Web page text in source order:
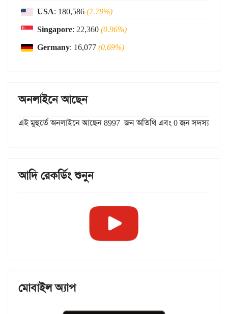
USA: 180,586(7.79%)
Singapore: 22,360(0.96%)
Germany: 16,077(0.69%)
অনলাইনে আছেন
এই মুহুর্তে অনলাইনে আছেন 8997 জন অতিথি এবং 0 জন সদস্য
আদি রেকর্ডিং শুনুন
মোবাইল অ্যাপ